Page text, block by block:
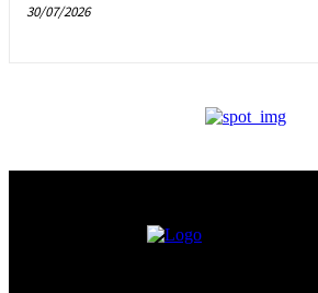
30/07/2026